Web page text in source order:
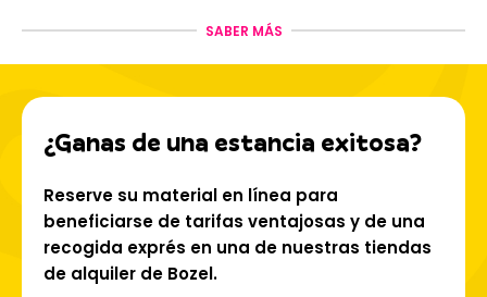
una escapada más natural!
Reserva ahora tualquiler de esquís en Bozelcon
combinando la autenticidad de un pueblo con un acceso
privilegiado a las áreas de esquí más grandes de los Alpes.
SABER MÁS
¿Ganas de una estancia exitosa?
Reserve su material en línea para
beneficiarse de tarifas ventajosas y de una
recogida exprés en una de nuestras tiendas
de alquiler de Bozel.